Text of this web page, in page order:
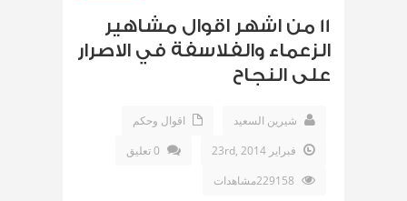
11 من اشهر اقوال مشاهير
الزعماء والفلاسفة في الاصرار
على النجاح
شيرين السعيد
اقوال وحكم
فبراير 23rd, 2014
0 تعليق